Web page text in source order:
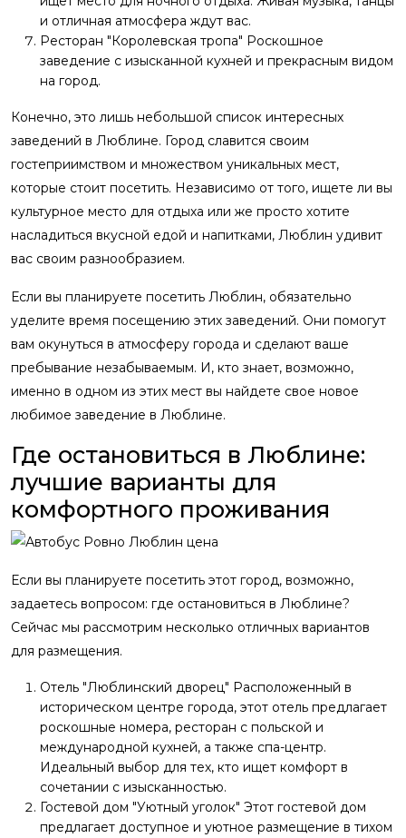
и отличная атмосфера ждут вас.
Ресторан "Королевская тропа" Роскошное
заведение с изысканной кухней и прекрасным видом
на город.
Конечно, это лишь небольшой список интересных
заведений в Люблине. Город славится своим
гостеприимством и множеством уникальных мест,
которые стоит посетить. Независимо от того, ищете ли вы
культурное место для отдыха или же просто хотите
насладиться вкусной едой и напитками, Люблин удивит
вас своим разнообразием.
Если вы планируете посетить Люблин, обязательно
уделите время посещению этих заведений. Они помогут
вам окунуться в атмосферу города и сделают ваше
пребывание незабываемым. И, кто знает, возможно,
именно в одном из этих мест вы найдете свое новое
любимое заведение в Люблине.
Где остановиться в Люблине:
лучшие варианты для
комфортного проживания
Если вы планируете посетить этот город, возможно,
задаетесь вопросом: где остановиться в Люблине?
Сейчас мы рассмотрим несколько отличных вариантов
для размещения.
Отель "Люблинский дворец" Расположенный в
историческом центре города, этот отель предлагает
роскошные номера, ресторан с польской и
международной кухней, а также спа-центр.
Идеальный выбор для тех, кто ищет комфорт в
сочетании с изысканностью.
Гостевой дом "Уютный уголок" Этот гостевой дом
предлагает доступное и уютное размещение в тихом